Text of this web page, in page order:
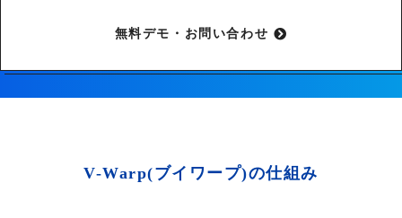
無料デモ・お問い合わせ
V-Warp(ブイワープ)の仕組み